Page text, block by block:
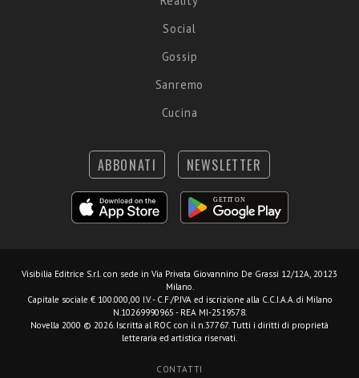
Social
Gossip
Sanremo
Cucina
ABBONATI NEWSLETTER
Visibilia Editrice S.r.l. con sede in Via Privata Giovannino De Grassi 12/12A, 20123
Milano.
Capitale sociale € 100.000,00 I.V. - C.F./P.IVA ed iscrizione alla C.C.I.A.A. di Milano
N.10269990965 - REA MI-2519578.
Novella 2000 © 2026. Iscritta al ROC con il n.37767. Tutti i diritti di proprietà
letteraria ed artistica riservati.
CONTATTI